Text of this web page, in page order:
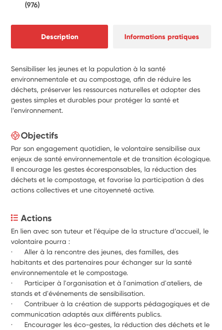
(976)
Description Informations pratiques
Sensibiliser les jeunes et la population à la santé
environnementale et au compostage, afin de réduire les
déchets, préserver les ressources naturelles et adopter des
gestes simples et durables pour protéger la santé et
l’environnement.
Objectifs
Par son engagement quotidien, le volontaire sensibilise aux
enjeux de santé environnementale et de transition écologique.
Il encourage les gestes écoresponsables, la réduction des
déchets et le compostage, et favorise la participation à des
actions collectives et une citoyenneté active.
Actions
En lien avec son tuteur et l’équipe de la structure d’accueil, le
volontaire pourra :
·      Aller à la rencontre des jeunes, des familles, des
habitants et des partenaires pour échanger sur la santé
environnementale et le compostage.
·      Participer à l'organisation et à l'animation d'ateliers, de
stands et d'événements de sensibilisation.
·      Contribuer à la création de supports pédagogiques et de
communication adaptés aux différents publics.
·      Encourager les éco-gestes, la réduction des déchets et le